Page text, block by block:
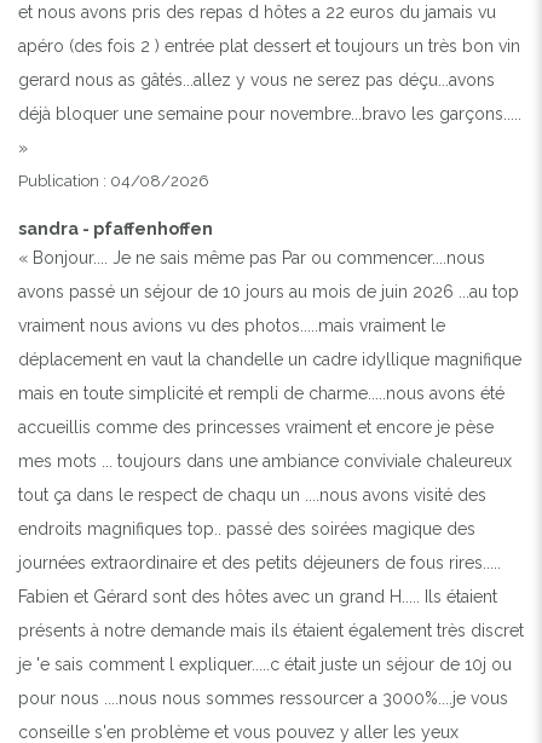
et nous avons pris des repas d hôtes a 22 euros du jamais vu
apéro (des fois 2 ) entrée plat dessert et toujours un très bon vin
gerard nous as gâtés...allez y vous ne serez pas déçu...avons
déjà bloquer une semaine pour novembre...bravo les garçons.....
»
Publication : 04/08/2026
sandra - pfaffenhoffen
« Bonjour.... Je ne sais même pas Par ou commencer....nous
avons passé un séjour de 10 jours au mois de juin 2026 ...au top
vraiment nous avions vu des photos.....mais vraiment le
déplacement en vaut la chandelle un cadre idyllique magnifique
mais en toute simplicité et rempli de charme.....nous avons été
accueillis comme des princesses vraiment et encore je pèse
mes mots ... toujours dans une ambiance conviviale chaleureux
tout ça dans le respect de chaqu un ....nous avons visité des
endroits magnifiques top.. passé des soirées magique des
journées extraordinaire et des petits déjeuners de fous rires.....
Fabien et Gérard sont des hôtes avec un grand H..... Ils étaient
présents à notre demande mais ils étaient également très discret
je 'e sais comment l expliquer.....c était juste un séjour de 10j ou
pour nous ....nous nous sommes ressourcer a 3000%....je vous
conseille s'en problème et vous pouvez y aller les yeux